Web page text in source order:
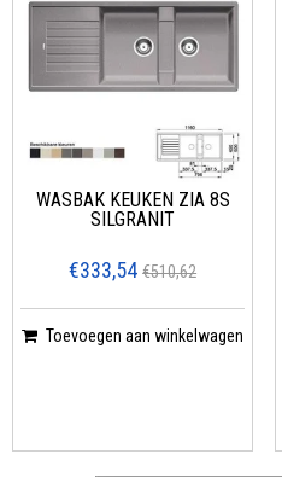
WASBAK KEUKEN ZIA 8S
SILGRANIT
€333,54 €510,62
Toevoegen aan winkelwagen